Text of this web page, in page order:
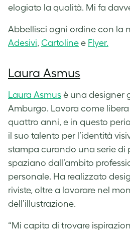
elogiato la qualità. Mi fa
Abbellisci ogni ordine con la
Adesivi, Cartoline e Flyer.
Laura Asmus
Laura Asmus è una designer
Amburgo. Lavora come
quattro anni, e in questo
il suo talento per l’identità
stampa curando una serie di
spaziano dall’ambito
personale. Ha realizzato
riviste, oltre a lavorare nel
dell’illustrazione.
“Mi capita di trovare